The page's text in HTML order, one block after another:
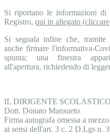
Si riportano le informazioni di
Registro, qui in allegato
Si segnala infine che, tramite
anche firmare l'informativa-
spunta; una finestra
all'apertura, richiedendo di
IL DIRIGENTE SCOLASTICO
Dott. Donato Mansueto
Firma autografa omessa a mezzo
ai sensi dell'art. 3 c. 2 D.Lgs n.